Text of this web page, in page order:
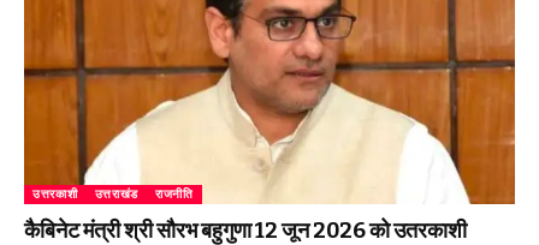
उत्तरकाशी उत्तराखंड राजनीति
कैबिनेट मंत्री श्री सौरभ बहुगुणा 12 जून 2026 को उतरकाशी